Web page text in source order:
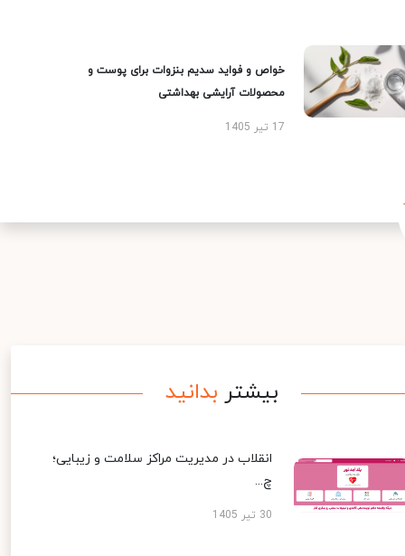
خواص و فواید سدیم بنزوات برای پوست و
محصولات آرایشی بهداشتی
17 تیر 1405
بیشتر بدانید
انقلاب در مدیریت مراکز سلامت و زیبایی؛
چ...
30 تیر 1405